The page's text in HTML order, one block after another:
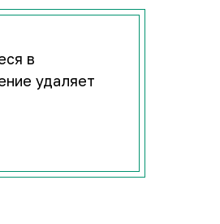
в
удаляет